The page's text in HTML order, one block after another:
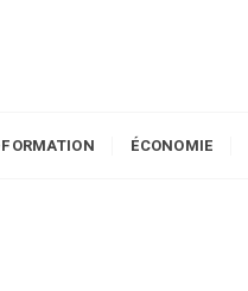
ÉCONOMIE